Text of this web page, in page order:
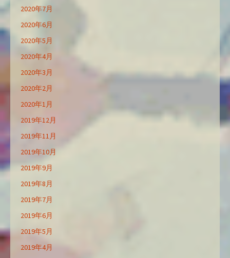
2020年7月
2020年6月
2020年5月
2020年4月
2020年3月
2020年2月
2020年1月
2019年12月
2019年11月
2019年10月
2019年9月
2019年8月
2019年7月
2019年6月
2019年5月
2019年4月